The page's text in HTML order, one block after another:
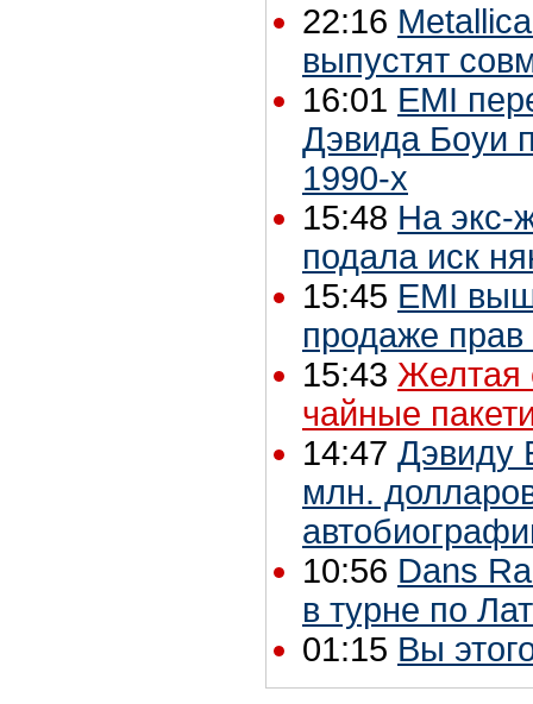
22:16
выпустят
16:01 EMI
Дэвида Боуи
1990-х
15:48 На экс-
подала иск
15:45 EMI
продаже
15:43 Желтая
чайные
14:47 Дэвиду
млн.
10:56 Dans
в турне по
01:15 Вы